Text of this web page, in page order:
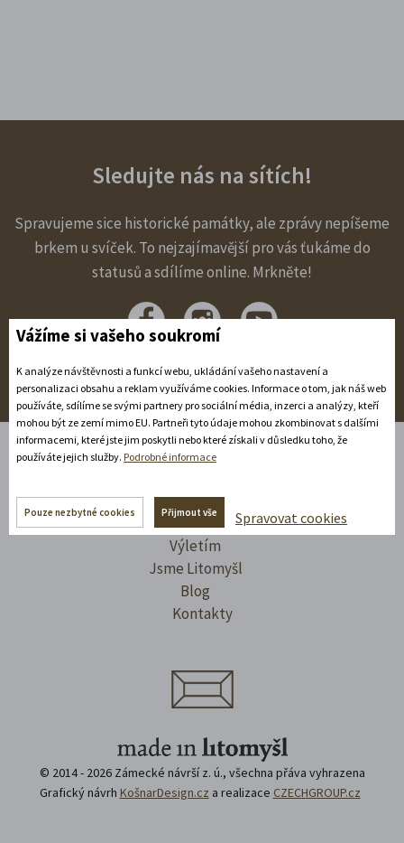
Sledujte nás na sítích!
Spravujeme sice historické památky, ale zprávy nepíšeme
brkem u svíček. To nejzajímavější pro vás ťukáme do
statusů a sdílíme online. Mrkněte!
Ubytování
Pořádám
Výletím
Jsme Litomyšl
Blog
Kontakty
© 2014 - 2026 Zámecké návrší z. ú., všechna přáva vyhrazena
Grafický návrh KošnarDesign.cz a realizace CZECHGROUP.cz
Vážíme si vašeho soukromí
K analýze návštěvnosti a funkcí webu, ukládání vašeho nastavení a
personalizaci obsahu a reklam využíváme cookies. Informace o tom, jak náš web
používáte, sdílíme se svými partnery pro sociální média, inzerci a analýzy, kteří
mohou být ze zemí mimo EU. Partneři tyto údaje mohou zkombinovat s dalšími
informacemi, které jste jim poskytli nebo které získali v důsledku toho, že
používáte jejich služby. Podrobné informace
Pouze nezbytné cookies Přijmout vše Spravovat cookies